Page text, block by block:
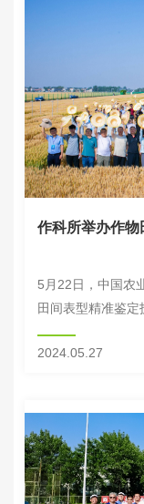
作科所举办作
5月22日，中国农
田间表型精准鉴定
依托小麦种质精准
搭载平台、传感器
2024.05.27